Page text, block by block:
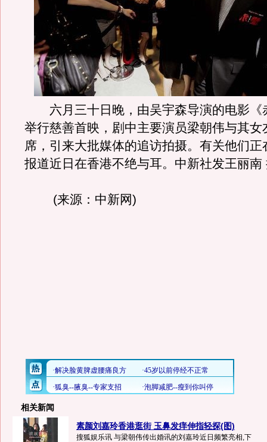
六月三十日晚，由吴宇森导演的电影《
举行慈善首映，剧中主要演员梁朝伟与其女
席，引来大批媒体的追访拍摄。有关他们正
报道近日在香港不绝与耳。中新社发王丽南
(来源：中新网)
相关新闻
素颜刘嘉玲香港逛街 玉鼻发痒伸指轻探(图)
搜狐娱乐讯 与梁朝伟传出婚讯的刘嘉玲近日频繁亮相,下